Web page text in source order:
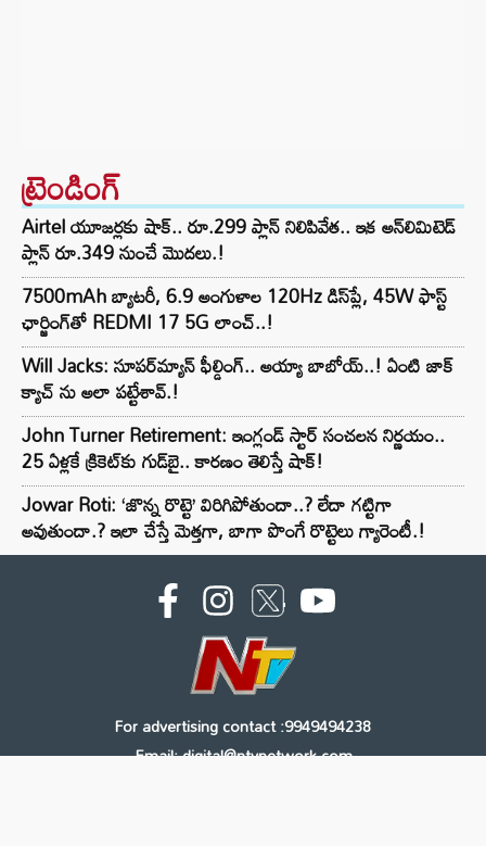
ట్రెండింగ్‌
Airtel యూజర్లకు షాక్.. రూ.299 ప్లాన్ నిలిపివేత.. ఇక అన్‌లిమిటెడ్
ప్లాన్ రూ.349 నుంచే మొదలు.!
7500mAh బ్యాటరీ, 6.9 అంగుళాల 120Hz డిస్‌ప్లే, 45W ఫాస్ట్
ఛార్జింగ్‌తో REDMI 17 5G లాంచ్..!
Will Jacks: సూపర్‌మ్యాన్ ఫీల్డింగ్.. అయ్యా బాబోయ్..! ఏంటి జాక్
క్యాచ్ ను అలా పట్టేశావ్.!
John Turner Retirement: ఇంగ్లండ్ స్టార్ సంచలన నిర్ణయం..
25 ఏళ్లకే క్రికెట్‌కు గుడ్‌బై.. కారణం తెలిస్తే షాక్!
Jowar Roti: ‘జొన్న రొట్టె’ విరిగిపోతుందా..? లేదా గట్టిగా
అవుతుందా.? ఇలా చేస్తే మెత్తగా, బాగా పొంగే రొట్టెలు గ్యారెంటీ.!
For advertising contact :9949494238
Email: digital@ntvnetwork.com